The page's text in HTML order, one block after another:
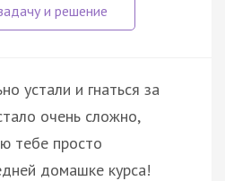
устали и гнаться за
очень сложно,
тебе просто
домашке курса!